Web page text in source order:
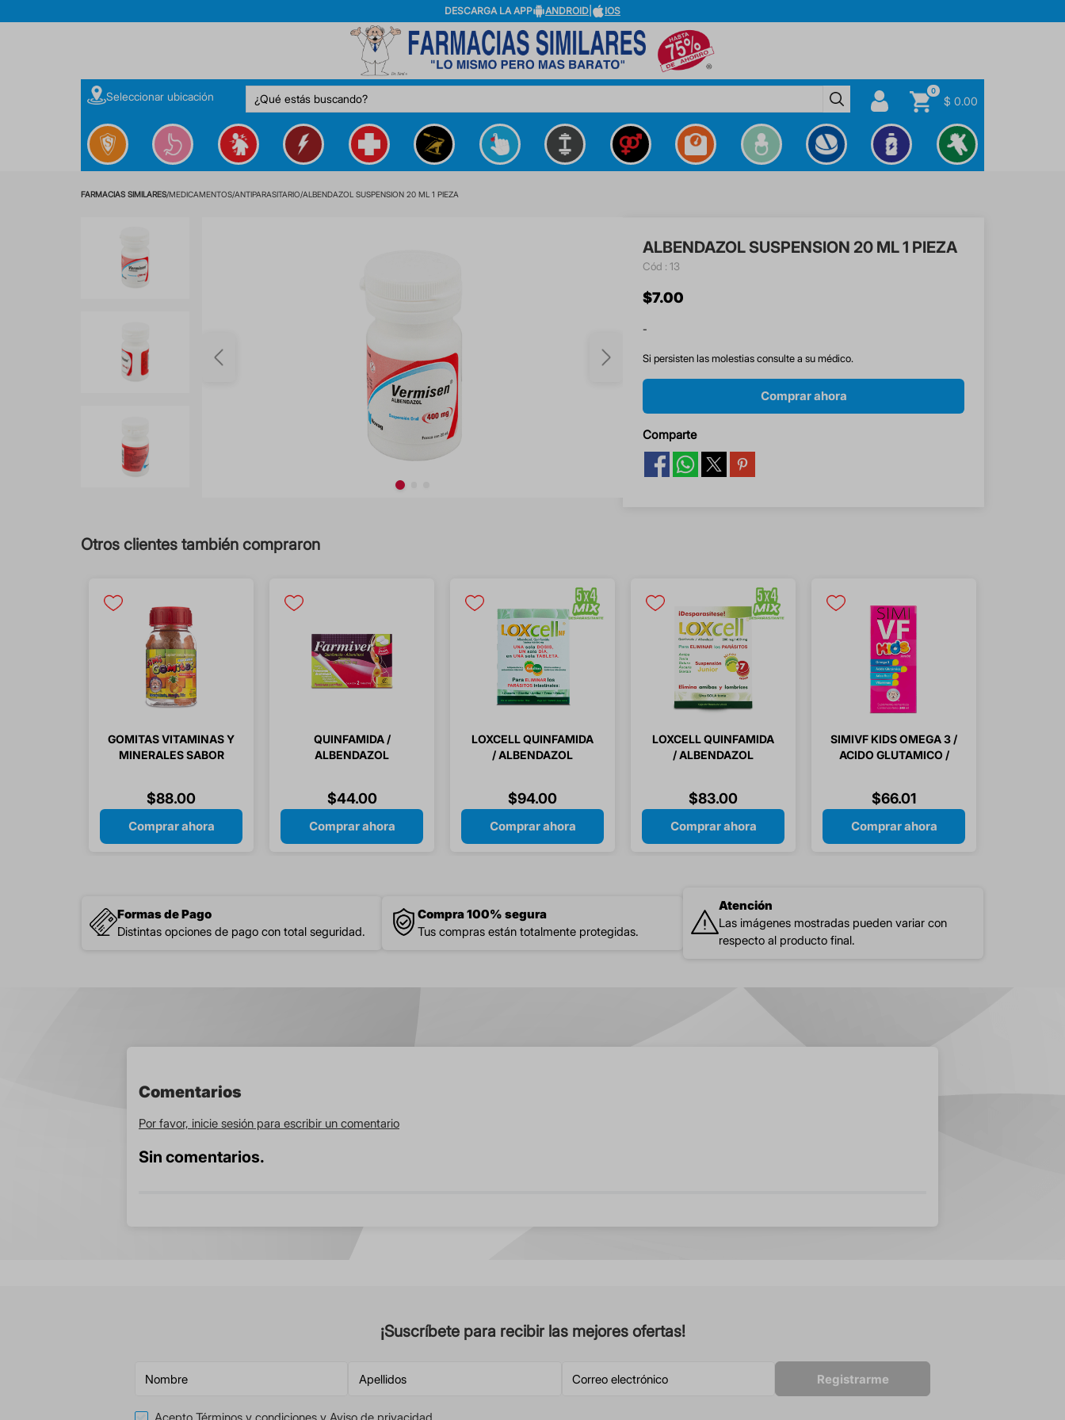
DESCARGA LA APP ANDROID IOS
Seleccionar ubicación ¿Qué estás buscando? 0
$ 0.00
MEDICAMENTOS ANTIPARASITARIO ALBENDAZOL SUSPENSION 20 ML 1 PIEZA
ALBENDAZOL SUSPENSION 20 ML 1 PIEZA
: 13
$7.00
-
Si persisten las molestias consulte a su médico.
Comprar ahora
Comparte
Otros clientes también compraron
GOMITAS VITAMINAS Y
MINERALES SABOR
60 GOMITAS
$88.00
Comprar ahora
QUINFAMIDA /
ALBENDAZOL
$44.00
Comprar ahora
LOXCELL QUINFAMIDA
/ ALBENDAZOL
$94.00
Comprar ahora
LOXCELL QUINFAMIDA
/ ALBENDAZOL
$83.00
Comprar ahora
SIMIVF KIDS OMEGA 3 /
ACIDO GLUTAMICO /
240 ML 1 PIEZA
$66.01
Comprar ahora
Formas de Pago
Distintas opciones de pago con total seguridad.
Compra 100% segura
Tus compras están totalmente protegidas.
Atención
Las imágenes mostradas pueden variar con
respecto al producto final.
Comentarios
Por favor, inicie sesión para escribir un comentario
Sin comentarios.
¡Suscríbete para recibir las mejores ofertas!
Registrarme